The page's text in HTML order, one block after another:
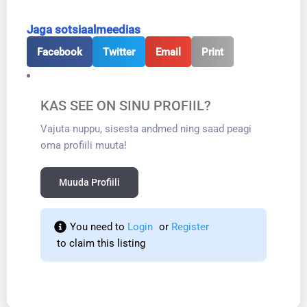
Jaga sotsiaalmeedias
Facebook Twitter Email Print
KAS SEE ON SINU PROFIIL?
Vajuta nuppu, sisesta andmed ning saad peagi
oma profiili muuta!
Muuda Profiili
You need to Login or Register
to claim this listing